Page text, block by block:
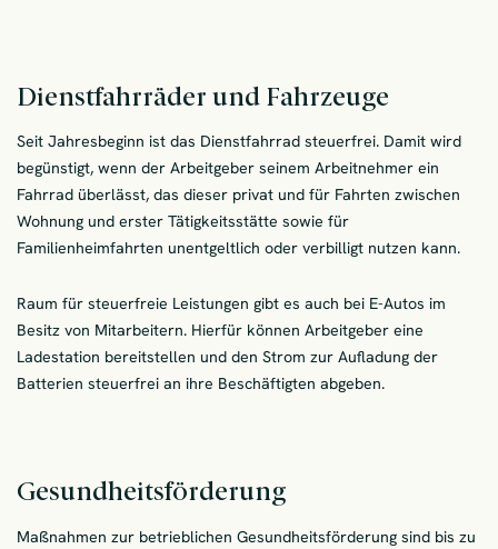
Dienstfahrräder und Fahrzeuge
Seit Jahresbeginn ist das Dienstfahrrad steuerfrei. Damit wird
begünstigt, wenn der Arbeitgeber seinem Arbeitnehmer ein
Fahrrad überlässt, das dieser privat und für Fahrten zwischen
Wohnung und erster Tätigkeitsstätte sowie für
Familienheimfahrten unentgeltlich oder verbilligt nutzen kann.
Raum für steuerfreie Leistungen gibt es auch bei E-Autos im
Besitz von Mitarbeitern. Hierfür können Arbeitgeber eine
Ladestation bereitstellen und den Strom zur Aufladung der
Batterien steuerfrei an ihre Beschäftigten abgeben.
Gesundheitsförderung
Maßnahmen zur betrieblichen Gesundheitsförderung sind bis zu